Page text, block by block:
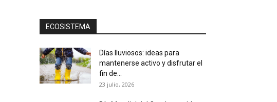
ECOSISTEMA
Días lluviosos: ideas para
mantenerse activo y disfrutar el
fin de...
23 julio, 2026